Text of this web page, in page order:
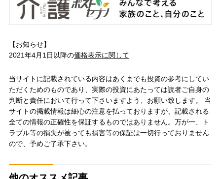
【お知らせ】
2021年4月1日以降の価格表示に関して
当サイトに記載されている内容はあくまでも投資の参考にしてい
ただくためのものであり、実際の投資にあたっては読者ご自身の
判断と責任において行って下さいますよう、お願い致します。 当
サイトの掲載情報は細心の注意を払っておりますが、記載される
全ての情報の正確性を保証するものではありません。万が一、ト
ラブル等の損失が被っても損害等の保証は一切行っておりません
ので、予めご了承下さい。